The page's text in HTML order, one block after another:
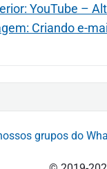
YouTube –
Criando e-
grupos do